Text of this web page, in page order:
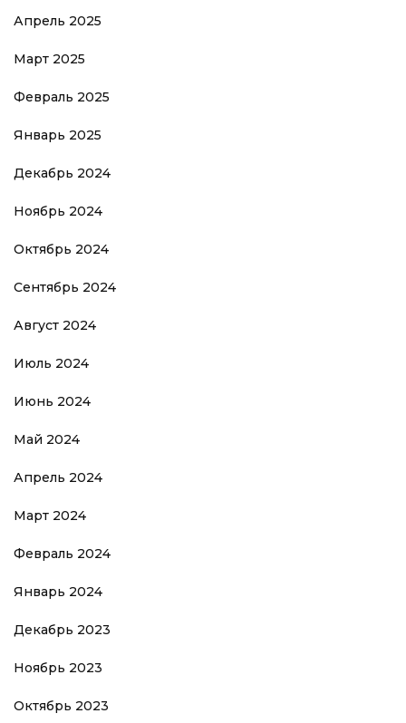
Апрель 2025
Март 2025
Февраль 2025
Январь 2025
Декабрь 2024
Ноябрь 2024
Октябрь 2024
Сентябрь 2024
Август 2024
Июль 2024
Июнь 2024
Май 2024
Апрель 2024
Март 2024
Февраль 2024
Январь 2024
Декабрь 2023
Ноябрь 2023
Октябрь 2023